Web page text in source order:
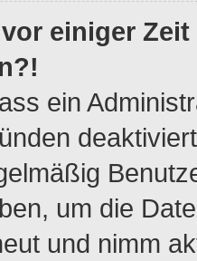
einiger
ein
um die
und nimm